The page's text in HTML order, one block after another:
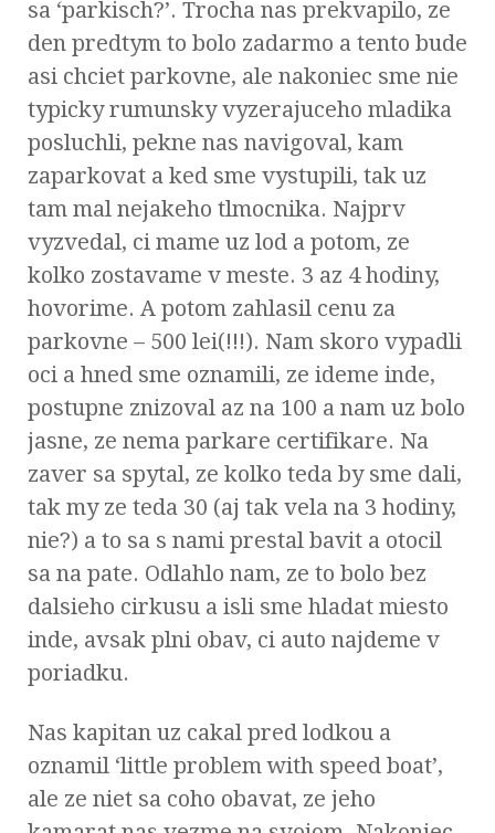
sa ‘parkisch?’. Trocha nas prekvapilo, ze
den predtym to bolo zadarmo a tento bude
asi chciet parkovne, ale nakoniec sme nie
typicky rumunsky vyzerajuceho mladika
posluchli, pekne nas navigoval, kam
zaparkovat a ked sme vystupili, tak uz
tam mal nejakeho tlmocnika. Najprv
vyzvedal, ci mame uz lod a potom, ze
kolko zostavame v meste. 3 az 4 hodiny,
hovorime. A potom zahlasil cenu za
parkovne – 500 lei(!!!). Nam skoro vypadli
oci a hned sme oznamili, ze ideme inde,
postupne znizoval az na 100 a nam uz bolo
jasne, ze nema parkare certifikare. Na
zaver sa spytal, ze kolko teda by sme dali,
tak my ze teda 30 (aj tak vela na 3 hodiny,
nie?) a to sa s nami prestal bavit a otocil
sa na pate. Odlahlo nam, ze to bolo bez
dalsieho cirkusu a isli sme hladat miesto
inde, avsak plni obav, ci auto najdeme v
poriadku.
Nas kapitan uz cakal pred lodkou a
oznamil ‘little problem with speed boat’,
ale ze niet sa coho obavat, ze jeho